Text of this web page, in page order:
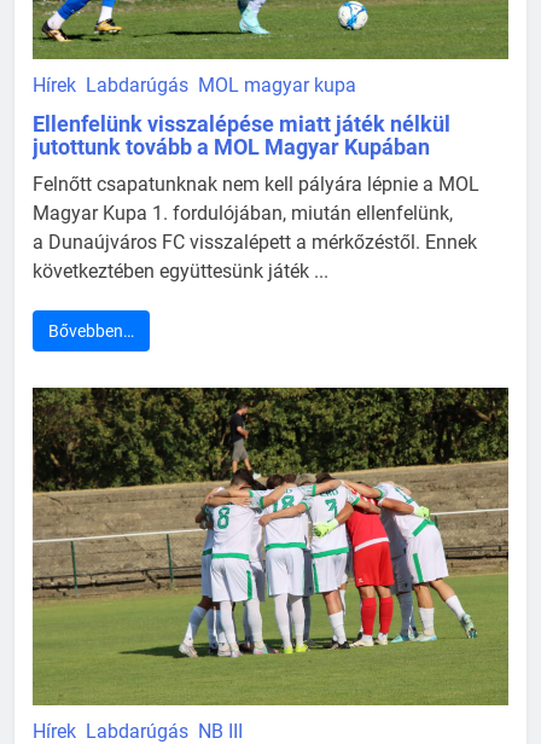
Hírek Labdarúgás MOL magyar kupa
Ellenfelünk visszalépése miatt játék nélkül
jutottunk tovább a MOL Magyar Kupában
Felnőtt csapatunknak nem kell pályára lépnie a MOL
Magyar Kupa 1. fordulójában, miután ellenfelünk,
a Dunaújváros FC visszalépett a mérkőzéstől. Ennek
következtében együttesünk játék ...
Bővebben…
Hírek Labdarúgás NB III